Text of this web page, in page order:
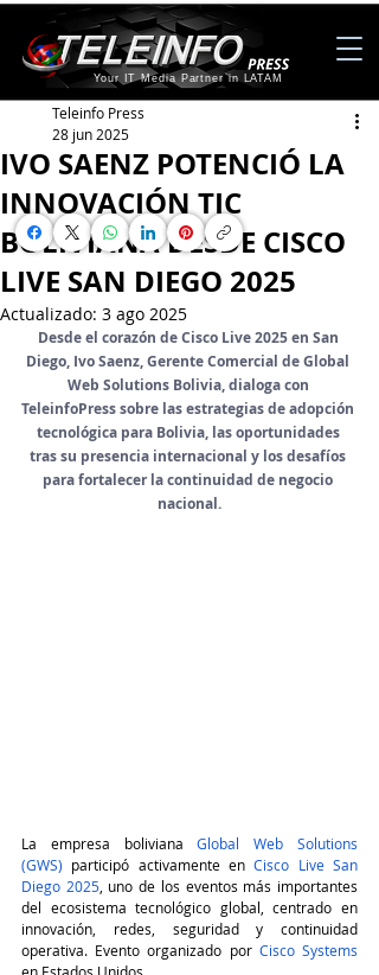
Your IT Media Partner in LATAM
IVO SAENZ POTENCIÓ LA
INNOVACIÓN TIC
BOLIVIANA DESDE CISCO
LIVE SAN DIEGO 2025
Teleinfo Press
28 jun 2025
Actualizado: 3 ago 2025
Desde el corazón de Cisco Live 2025 en San
Diego, Ivo Saenz, Gerente Comercial de Global
Web Solutions Bolivia, dialoga con
TeleinfoPress sobre las estrategias de adopción
tecnológica para Bolivia, las oportunidades
tras su presencia internacional y los desafíos
para fortalecer la continuidad de negocio
nacional.
La empresa boliviana Global Web Solutions
(GWS) participó activamente en Cisco Live San
Diego 2025, uno de los eventos más importantes
del ecosistema tecnológico global, centrado en
innovación, redes, seguridad y continuidad
operativa. Evento organizado por Cisco Systems
en Estados Unidos.